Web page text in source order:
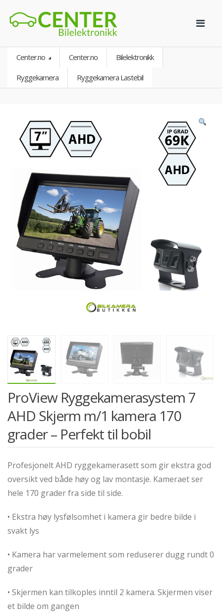
Center.no Center.no Bilelektronikk
Ryggekamera Ryggekamera Lastebil
ProView Ryggekamerasystem 7
AHD Skjerm m/1 kamera 170
grader – Perfekt til bobil
Profesjonelt AHD ryggekamerasett som gir ekstra god
oversikt ved både høy og lav montasje. Kameraet ser
hele 170 grader fra side til side.
• Ekstra høy lysfølsomhet i kamera gir bedre bilde i
svakt lys
• Kamera har varmelement som reduserer dugg rundt 0
grader
• Skjermen kan tilkoples inntil 2 kamera. Skjermen viser
et bilde om gangen